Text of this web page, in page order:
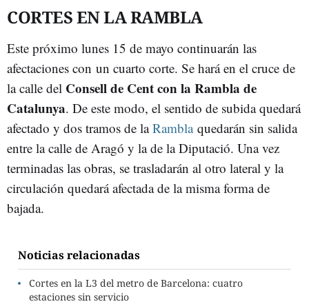
CORTES EN LA RAMBLA
Este próximo lunes 15 de mayo continuarán las
afectaciones con un cuarto corte. Se hará en el cruce de
la calle del Consell de Cent con la Rambla de
Catalunya. De este modo, el sentido de subida quedará
afectado y dos tramos de laRamblaquedarán sin salida
entre la calle de Aragó y la de la Diputació. Una vez
terminadas las obras, se trasladarán al otro lateral y la
circulación quedará afectada de la misma forma de
bajada.
Noticias relacionadas
Cortes en la L3 del metro de Barcelona: cuatro
estaciones sin servicio